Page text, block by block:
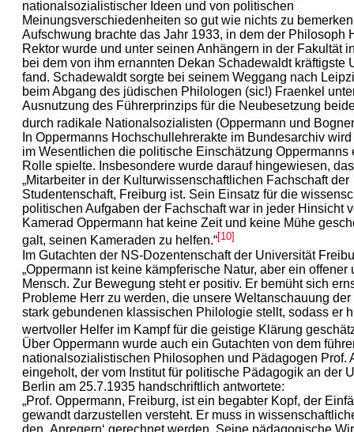
nationalsozialistischer Ideen und von politischen
Meinungsverschiedenheiten so gut wie nichts zu
Aufschwung brachte das Jahr 1933, in dem der Philosoph
Rektor wurde und unter seinen Anhängern in der Fakultät
bei dem von ihm ernannten Dekan Schadewaldt kräftigste
fand. Schadewaldt sorgte bei seinem Weggang nach
beim Abgang des jüdischen Philologen (sic!) Fraenkel
Ausnutzung des Führerprinzips für die Neubesetzung
durch radikale Nationalsozialisten (Oppermann und
In Oppermanns Hochschullehrerakte im Bundesarchiv
im Wesentlichen die politische Einschätzung Oppermanns
Rolle spielte. Insbesondere wurde darauf hingewiesen,
„Mitarbeiter in der Kulturwissenschaftlichen Fachschaft der
Studentenschaft, Freiburg ist. Sein Einsatz für die
politischen Aufgaben der Fachschaft war in jeder Hinsicht
Kamerad Oppermann hat keine Zeit und keine Mühe
galt, seinen Kameraden zu helfen.“[10]
Im Gutachten der NS-Dozentenschaft der Universität
„Oppermann ist keine kämpferische Natur, aber ein offener
Mensch. Zur Bewegung steht er positiv. Er bemüht sich
Probleme Herr zu werden, die unsere Weltanschauung
stark gebundenen klassischen Philologie stellt, sodass er
wertvoller Helfer im Kampf für die geistige Klärung
Über Oppermann wurde auch ein Gutachten von dem
nationalsozialistischen Philosophen und Pädagogen Prof.
eingeholt, der vom Institut für politische Pädagogik an der
Berlin am 25.7.1935 handschriftlich antwortete:
„Prof. Oppermann, Freiburg, ist ein begabter Kopf, der
gewandt darzustellen versteht. Er muss in